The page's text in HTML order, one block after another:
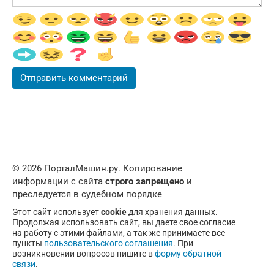
© 2026 ПорталМашин.ру. Копирование
информации с сайта строго запрещено и
преследуется в судебном порядке
Этот сайт используетcookieдля хранения данных.
Продолжая использовать сайт, вы даете свое согласие
на работу с этими файлами, а так же принимаете все
пункты пользовательского соглашения. При
возникновении вопросов пишите вформу обратной
связи.